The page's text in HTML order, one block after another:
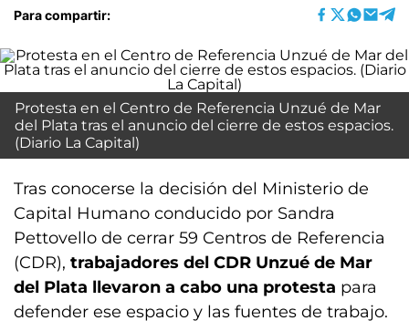
Para compartir:
Protesta en el Centro de Referencia Unzué de Mar
del Plata tras el anuncio del cierre de estos espacios.
(Diario La Capital)
Tras conocerse la decisión del Ministerio de
Capital Humano conducido por Sandra
Pettovello de cerrar 59 Centros de Referencia
(CDR), trabajadores del CDR Unzué de Mar
del Plata llevaron a cabo una protesta para
defender ese espacio y las fuentes de trabajo.